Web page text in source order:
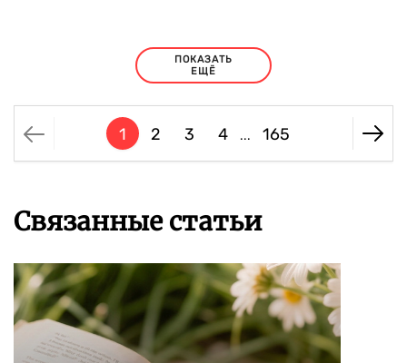
ПОКАЗАТЬ
ЕЩЁ
1 2 3 4 ... 165
Связанные статьи